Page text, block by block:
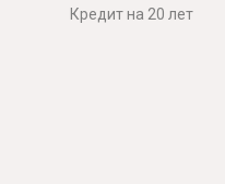
Кредит на 20 лет